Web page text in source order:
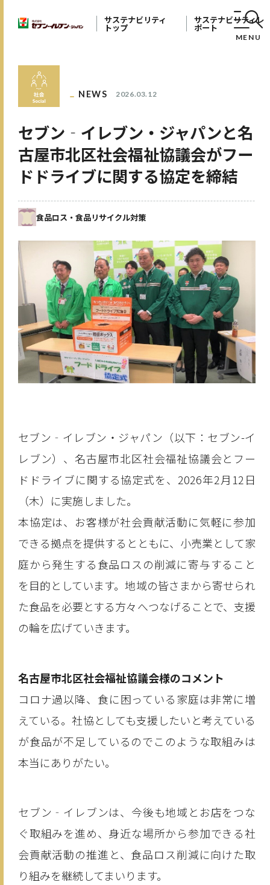
サステナビリティ
トップ
サステナビリティレ
ポート
MENU
NEWS 2026.03.12
セブン‐イレブン・ジャパンと名
古屋市北区社会福祉協議会がフー
ドドライブに関する協定を締結
食品ロス・食品リサイクル対策
セブン‐イレブン・ジャパン（以下：セブン-イ
レブン）、名古屋市北区社会福祉協議会とフー
ドドライブに関する協定式を、2026年2月12日
（木）に実施しました。
本協定は、お客様が社会貢献活動に気軽に参加
できる拠点を提供するとともに、小売業として家
庭から発生する食品ロスの削減に寄与すること
を目的としています。地域の皆さまから寄せられ
た食品を必要とする方々へつなげることで、支援
の輪を広げていきます。
名古屋市北区社会福祉協議会様のコメント
コロナ過以降、食に困っている家庭は非常に増
えている。社協としても支援したいと考えている
が食品が不足しているのでこのような取組みは
本当にありがたい。
セブン‐イレブンは、今後も地域とお店をつな
ぐ取組みを進め、身近な場所から参加できる社
会貢献活動の推進と、食品ロス削減に向けた取
り組みを継続してまいります。